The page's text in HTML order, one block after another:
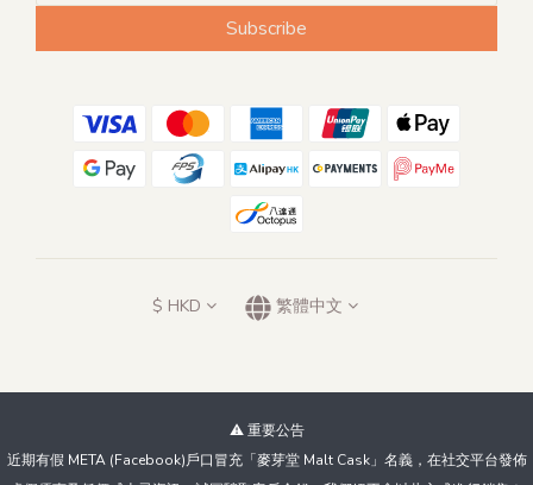
Subscribe
$ HKD 繁體中文
⚠️ 重要公告
近期有假 META (Facebook)戶口冒充「麥芽堂 Malt Cask」名義，在社交平台發佈